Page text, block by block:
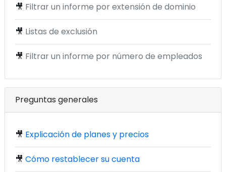
🎥 Filtrar un informe por extensión de dominio
🎥 Listas de exclusión
🎥 Filtrar un informe por número de empleados
Preguntas generales
🎥 Explicación de planes y precios
🎥 Cómo restablecer su cuenta